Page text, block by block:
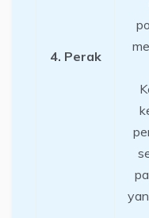
4. Perak